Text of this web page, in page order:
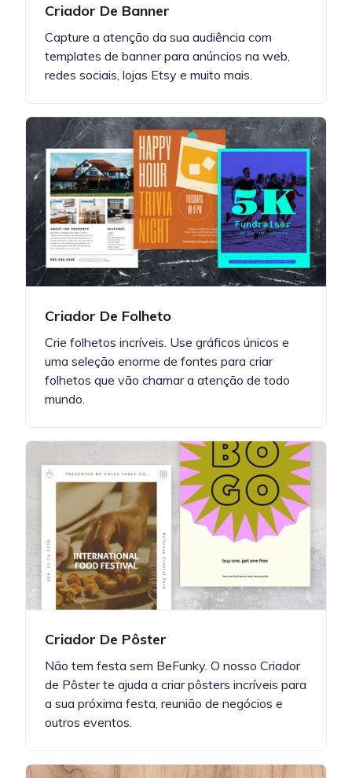
Criador De Banner
Capture a atenção da sua audiência com
templates de banner para anúncios na web,
redes sociais, lojas Etsy e muito mais.
Criador De Folheto
Crie folhetos incríveis. Use gráficos únicos e
uma seleção enorme de fontes para criar
folhetos que vão chamar a atenção de todo
mundo.
Criador De Pôster
Não tem festa sem BeFunky. O nosso Criador
de Pôster te ajuda a criar pôsters incríveis para
a sua próxima festa, reunião de negócios e
outros eventos.